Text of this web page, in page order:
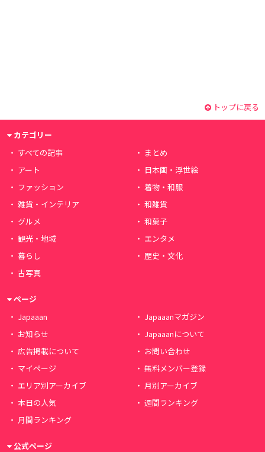
トップに戻る
カテゴリー
すべての記事
まとめ
アート
日本画・浮世絵
ファッション
着物・和服
雑貨・インテリア
和雑貨
グルメ
和菓子
観光・地域
エンタメ
暮らし
歴史・文化
古写真
ページ
Japaaan
Japaaanマガジン
お知らせ
Japaaanについて
広告掲載について
お問い合わせ
マイページ
無料メンバー登録
エリア別アーカイブ
月別アーカイブ
本日の人気
週間ランキング
月間ランキング
公式ページ